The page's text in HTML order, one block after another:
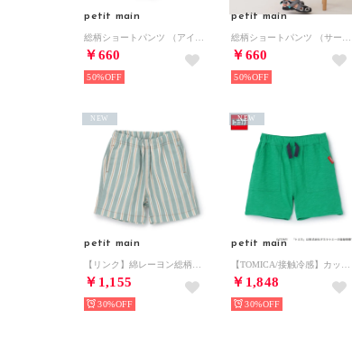
petit main
￥660
50%
petit main
￥660
50%
petit main
￥1,155
NEW
30%
petit main
￥1,848
NEW
30%